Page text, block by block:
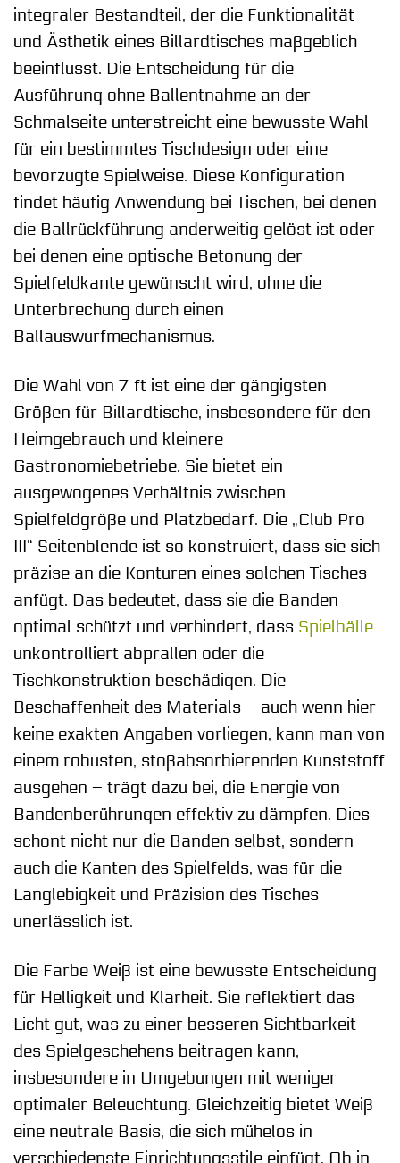
integraler Bestandteil, der die Funktionalität
und Ästhetik eines Billardtisches maßgeblich
beeinflusst. Die Entscheidung für die
Ausführung ohne Ballentnahme an der
Schmalseite unterstreicht eine bewusste Wahl
für ein bestimmtes Tischdesign oder eine
bevorzugte Spielweise. Diese Konfiguration
findet häufig Anwendung bei Tischen, bei denen
die Ballrückführung anderweitig gelöst ist oder
bei denen eine optische Betonung der
Spielfeldkante gewünscht wird, ohne die
Unterbrechung durch einen
Ballauswurfmechanismus.
Die Wahl von 7 ft ist eine der gängigsten
Größen für Billardtische, insbesondere für den
Heimgebrauch und kleinere
Gastronomiebetriebe. Sie bietet ein
ausgewogenes Verhältnis zwischen
Spielfeldgröße und Platzbedarf. Die „Club Pro
III“ Seitenblende ist so konstruiert, dass sie sich
präzise an die Konturen eines solchen Tisches
anfügt. Das bedeutet, dass sie die Banden
optimal schützt und verhindert, dass Spielbälle
unkontrolliert abprallen oder die
Tischkonstruktion beschädigen. Die
Beschaffenheit des Materials – auch wenn hier
keine exakten Angaben vorliegen, kann man von
einem robusten, stoßabsorbierenden Kunststoff
ausgehen – trägt dazu bei, die Energie von
Bandenberührungen effektiv zu dämpfen. Dies
schont nicht nur die Banden selbst, sondern
auch die Kanten des Spielfelds, was für die
Langlebigkeit und Präzision des Tisches
unerlässlich ist.
Die Farbe Weiß ist eine bewusste Entscheidung
für Helligkeit und Klarheit. Sie reflektiert das
Licht gut, was zu einer besseren Sichtbarkeit
des Spielgeschehens beitragen kann,
insbesondere in Umgebungen mit weniger
optimaler Beleuchtung. Gleichzeitig bietet Weiß
eine neutrale Basis, die sich mühelos in
verschiedenste Einrichtungsstile einfügt. Ob in